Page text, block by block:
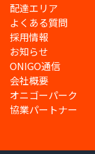
配達エリア
よくある質問
採用情報
お知らせ
ONIGO通信
会社概要
オニゴーパーク
協業パートナー